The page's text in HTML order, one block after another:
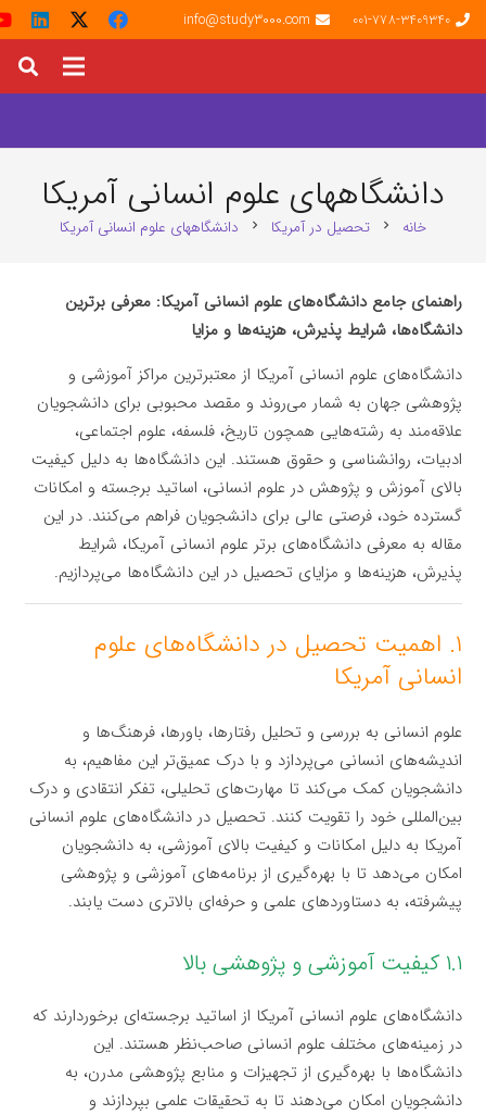
001-778-3409340
info@study3000.com
دانشگاههای علوم انسانی آمریکا
خانه chevron_right تحصیل در آمریکا chevron_right دانشگاههای علوم انسانی آمریکا
راهنمای جامع دانشگاه‌های علوم انسانی آمریکا: معرفی برترین
دانشگاه‌ها، شرایط پذیرش، هزینه‌ها و مزایا
دانشگاه‌های علوم انسانی آمریکا از معتبرترین مراکز آموزشی و
پژوهشی جهان به شمار می‌روند و مقصد محبوبی برای دانشجویان
علاقه‌مند به رشته‌هایی همچون تاریخ، فلسفه، علوم اجتماعی،
ادبیات، روانشناسی و حقوق هستند. این دانشگاه‌ها به دلیل کیفیت
بالای آموزش و پژوهش در علوم انسانی، اساتید برجسته و امکانات
گسترده خود، فرصتی عالی برای دانشجویان فراهم می‌کنند. در این
مقاله به معرفی دانشگاه‌های برتر علوم انسانی آمریکا، شرایط
پذیرش، هزینه‌ها و مزایای تحصیل در این دانشگاه‌ها می‌پردازیم.
۱. اهمیت تحصیل در دانشگاه‌های علوم
انسانی آمریکا
علوم انسانی به بررسی و تحلیل رفتارها، باورها، فرهنگ‌ها و
اندیشه‌های انسانی می‌پردازد و با درک عمیق‌تر این مفاهیم، به
دانشجویان کمک می‌کند تا مهارت‌های تحلیلی، تفکر انتقادی و درک
بین‌المللی خود را تقویت کنند. تحصیل در دانشگاه‌های علوم انسانی
آمریکا به دلیل امکانات و کیفیت بالای آموزشی، به دانشجویان
امکان می‌دهد تا با بهره‌گیری از برنامه‌های آموزشی و پژوهشی
پیشرفته، به دستاوردهای علمی و حرفه‌ای بالاتری دست یابند.
۱.۱ کیفیت آموزشی و پژوهشی بالا
دانشگاه‌های علوم انسانی آمریکا از اساتید برجسته‌ای برخوردارند که
در زمینه‌های مختلف علوم انسانی صاحب‌نظر هستند. این
دانشگاه‌ها با بهره‌گیری از تجهیزات و منابع پژوهشی مدرن، به
دانشجویان امکان می‌دهند تا به تحقیقات علمی بپردازند و